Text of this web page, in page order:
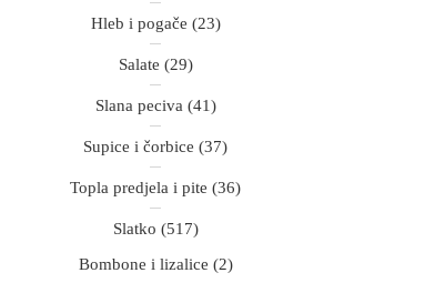
Hleb i pogače (23)
Salate (29)
Slana peciva (41)
Supice i čorbice (37)
Topla predjela i pite (36)
Slatko (517)
Bombone i lizalice (2)